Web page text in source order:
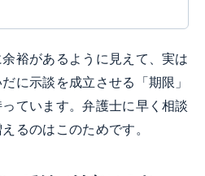
裕があるように見えて、実は
に示談を成立させる「期限」
ています。弁護士に早く相談
るのはこのためです。